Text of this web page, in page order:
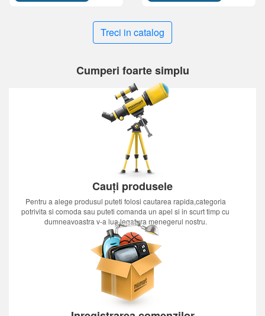
Treci in catalog
Cumperi foarte simplu
Cauți produsele
Pentru a alege produsul puteti folosi cautarea rapida,categoria
potrivita si comoda sau puteti comanda un apel si in scurt timp cu
dumneavoastra v-a lua legatura menegerul nostru.